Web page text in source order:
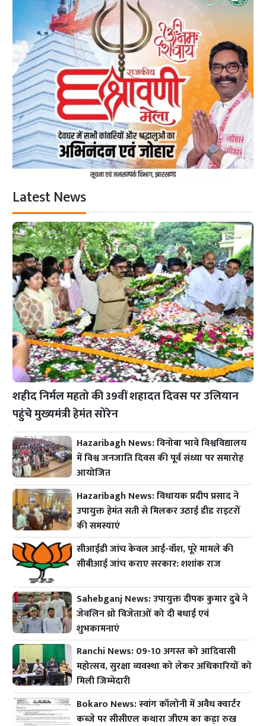
Latest News
शहीद निर्मल महतो की 39वीं शहादत दिवस पर उलियान
पहुंचे मुख्यमंत्री हेमंत सोरेन
Hazaribagh News: विनोबा भावे विश्वविद्यालय
में विश्व जनजाति दिवस की पूर्व संध्या पर समारोह
आयोजित
Hazaribagh News: विधायक प्रदीप प्रसाद ने
उपायुक्त हेमंत सती से मिलकर उठाई डीड राइटरों
की समस्याएं
सीआईडी जांच केवल आई-वॉश, पूरे मामले की
सीबीआई जांच कराए सरकार: शशांक राज
Sahebganj News: उपायुक्त दीपक कुमार दुबे ने
जेवलिन थ्रो विजेताओं को दी बधाई एवं
शुभकामनाएं
Ranchi News: 09-10 अगस्त को आदिवासी
महोत्सव, सुरक्षा व्यवस्था को लेकर अधिकारियों को
मिली जिम्मेदारी
Bokaro News: स्वांग कॉलोनी में अवैध क्वार्टर
कब्जे पर सीसीएल कथारा जीएम का कड़ा रुख